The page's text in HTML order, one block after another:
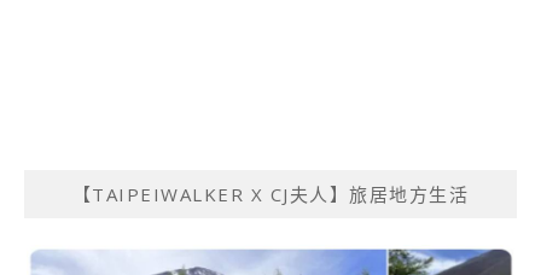
【TAIPEIWALKER X CJ夫人】旅居地方生活